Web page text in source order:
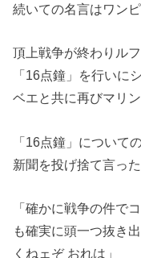
続いての名言はワン
頂上戦争が終わりル
「16点鐘」を行いに
ベエと共に再びマリ
「16点鐘」について
新聞を投げ捨て言っ
「確かに戦争の件で
も確実に頭一つ抜き
くねェぞ おれは」